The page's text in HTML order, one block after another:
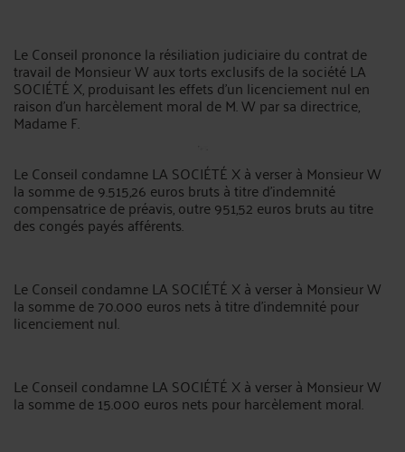
Le Conseil prononce la résiliation judiciaire du contrat de
travail de Monsieur W aux torts exclusifs de la société LA
SOCIÉTÉ X, produisant les effets d'un licenciement nul en
raison d'un harcèlement moral de M. W par sa directrice,
Madame F.
Le Conseil condamne LA SOCIÉTÉ X à verser à Monsieur W
la somme de 9.515,26 euros bruts à titre d'indemnité
compensatrice de préavis, outre 951,52 euros bruts au titre
des congés payés afférents.
Le Conseil condamne LA SOCIÉTÉ X à verser à Monsieur W
la somme de 70.000 euros nets à titre d'indemnité pour
licenciement nul.
Le Conseil condamne LA SOCIÉTÉ X à verser à Monsieur W
la somme de 15.000 euros nets pour harcèlement moral.